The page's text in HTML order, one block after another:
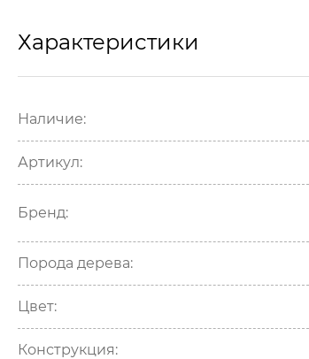
Характеристики
Наличие:
Артикул:
Бренд:
Порода дерева:
Цвет:
Конструкция: